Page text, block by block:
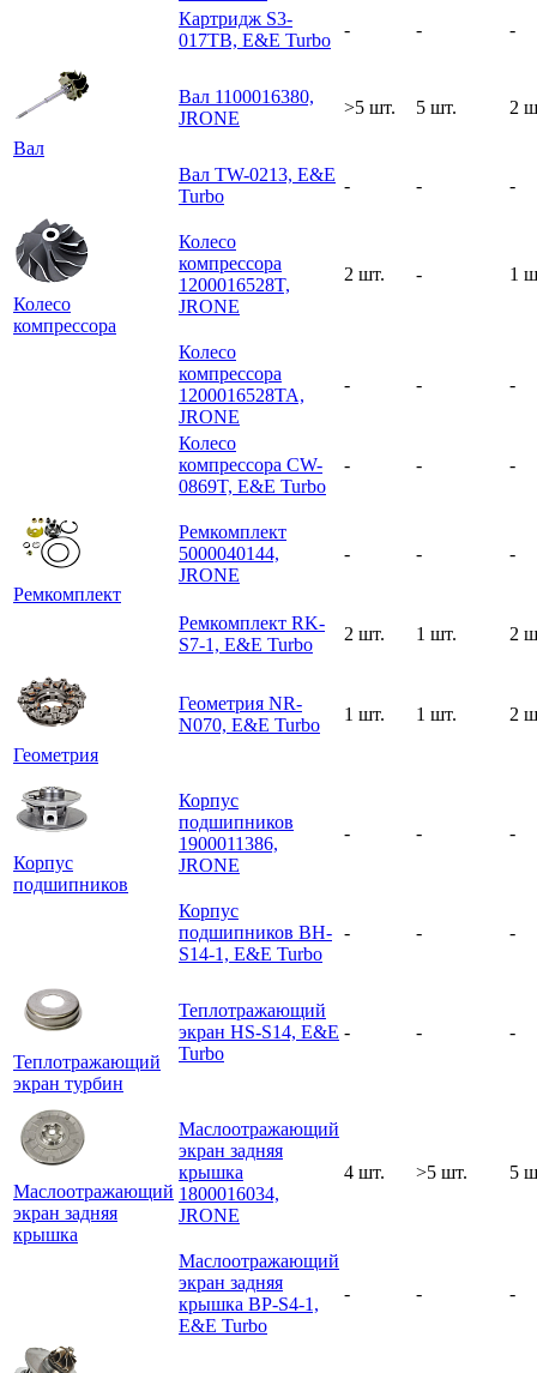
Картридж S3-
017TB, E&E Turbo
- - -
Вал
Вал 1100016380,
JRONE
>5 шт. 5 шт. 2
Вал TW-0213, E&E
Turbo
- - -
Колесо
компрессора
Колесо
компрессора
1200016528T,
JRONE
2 шт. - 1
Колесо
компрессора
1200016528TA,
JRONE
- - -
Колесо
компрессора CW-
0869T, E&E Turbo
- - -
Ремкомплект
Ремкомплект
5000040144,
JRONE
- - -
Ремкомплект RK-
S7-1, E&E Turbo
2 шт. 1 шт. 2
Геометрия
Геометрия NR-
N070, E&E Turbo
1 шт. 1 шт. 2
Корпус
подшипников
Корпус
подшипников
1900011386,
JRONE
- - -
Корпус
подшипников BH-
S14-1, E&E Turbo
- - -
Теплотражающий
экран турбин
Теплотражающий
экран HS-S14, E&E
Turbo
- - -
Маслоотражающий
экран задняя
крышка
Маслоотражающий
экран задняя
крышка
1800016034,
JRONE
4 шт. >5 шт. 5
Маслоотражающий
экран задняя
крышка BP-S4-1,
E&E Turbo
- - -